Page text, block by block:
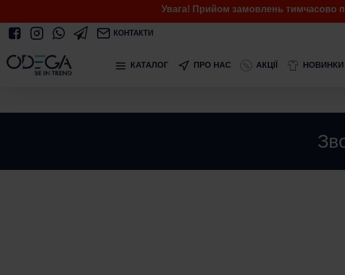
Увага! Прийом замовлень тимчасово
КОНТАКТИ
КАТАЛОГ ПРО НАС АКЦІЇ НОВИНКИ